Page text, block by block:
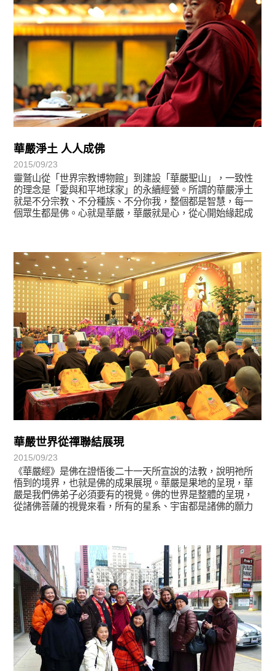
華嚴淨土 人人成佛
2015/09/23
靈鷲山從「世界宗教博物館」到建設「華嚴聖山」，一致性
的理念是「愛與和平地球家」的永續經營。所謂的華嚴淨土
就是不分宗教、不分種族、不分你我，整個都是智慧，每一
個眾生都是佛。心就是華嚴，華嚴就是心，從心開始緣起成
華嚴世界從禪聯結展現
2015/09/23
《華嚴經》是佛在證悟後二十一天所宣說的法教，說明祂所
悟到的境界，也就是佛的成果展現。華嚴是果地的呈現，華
嚴是我們佛弟子必須要有的視覺。佛的世界是整體的呈現，
從諸佛菩薩的視覺來看，所有的星系、宇宙都是諸佛的願力
宗師教育觀
宗師教育觀